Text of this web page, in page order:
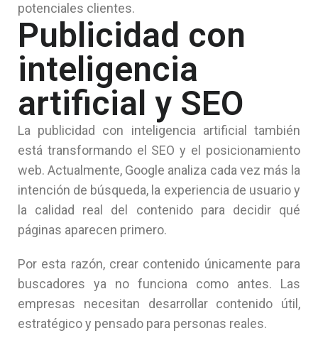
potenciales clientes.
Publicidad con
inteligencia
artificial y SEO
La publicidad con inteligencia artificial también
está transformando el SEO y el posicionamiento
web. Actualmente, Google analiza cada vez más la
intención de búsqueda, la experiencia de usuario y
la calidad real del contenido para decidir qué
páginas aparecen primero.
Por esta razón, crear contenido únicamente para
buscadores ya no funciona como antes. Las
empresas necesitan desarrollar contenido útil,
estratégico y pensado para personas reales.